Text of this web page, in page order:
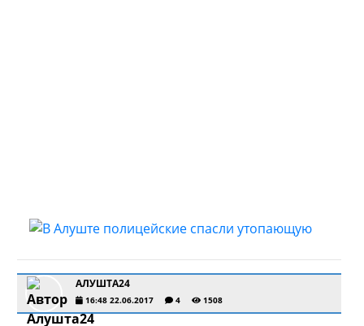
АЛУШТА24
16:48 22.06.2017 4 1508